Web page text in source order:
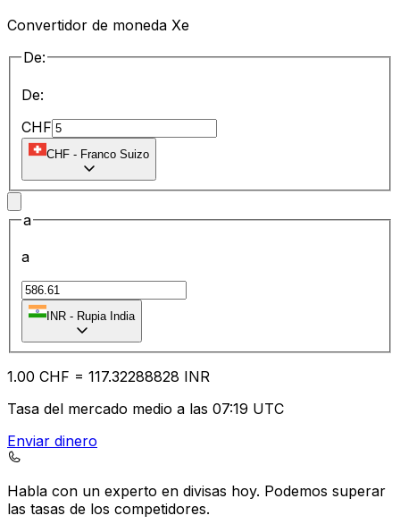
Convertidor de moneda Xe
De:
De:
CHF
CHF - Franco Suizo
a
a
INR - Rupia India
1.00 CHF = 117.32288828 INR
Tasa del mercado medio a las 07:19 UTC
Enviar dinero
Habla con un experto en divisas hoy. Podemos superar
las tasas de los competidores.